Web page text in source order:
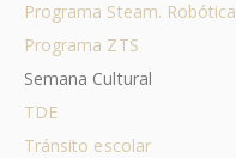
Programa Steam. Robótica
Programa ZTS
Semana Cultural
TDE
Tránsito escolar